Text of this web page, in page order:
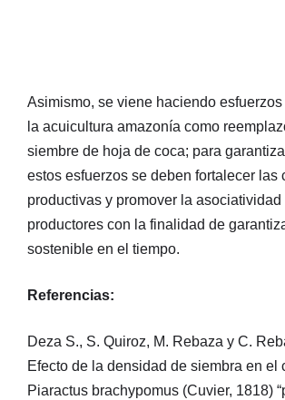
Asimismo, se viene haciendo
la acuicultura amazonía como
siembre de hoja de coca; para
estos esfuerzos se deben fortalecer las
productivas y promover la asociatividad
productores con la finalidad de
sostenible en el tiempo.
Referencias:
Deza S., S. Quiroz, M. Rebaza y C.
Efecto de la densidad de siembra en el
Piaractus brachypomus (Cuvier, 1818)